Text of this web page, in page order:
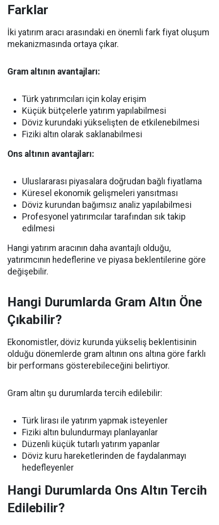
Farklar
İki yatırım aracı arasındaki en önemli fark fiyat oluşum
mekanizmasında ortaya çıkar.
Gram altının avantajları:
Türk yatırımcıları için kolay erişim
Küçük bütçelerle yatırım yapılabilmesi
Döviz kurundaki yükselişten de etkilenebilmesi
Fiziki altın olarak saklanabilmesi
Ons altının avantajları:
Uluslararası piyasalara doğrudan bağlı fiyatlama
Küresel ekonomik gelişmeleri yansıtması
Döviz kurundan bağımsız analiz yapılabilmesi
Profesyonel yatırımcılar tarafından sık takip
edilmesi
Hangi yatırım aracının daha avantajlı olduğu,
yatırımcının hedeflerine ve piyasa beklentilerine göre
değişebilir.
Hangi Durumlarda Gram Altın Öne
Çıkabilir?
Ekonomistler, döviz kurunda yükseliş beklentisinin
olduğu dönemlerde gram altının ons altına göre farklı
bir performans gösterebileceğini belirtiyor.
Gram altın şu durumlarda tercih edilebilir:
Türk lirası ile yatırım yapmak isteyenler
Fiziki altın bulundurmayı planlayanlar
Düzenli küçük tutarlı yatırım yapanlar
Döviz kuru hareketlerinden de faydalanmayı
hedefleyenler
Hangi Durumlarda Ons Altın Tercih
Edilebilir?